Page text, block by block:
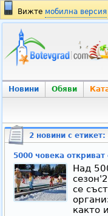
Вижте мобилна версия
Новини Обяви
2 новини с етикет:
5000 човека
Над
се
както